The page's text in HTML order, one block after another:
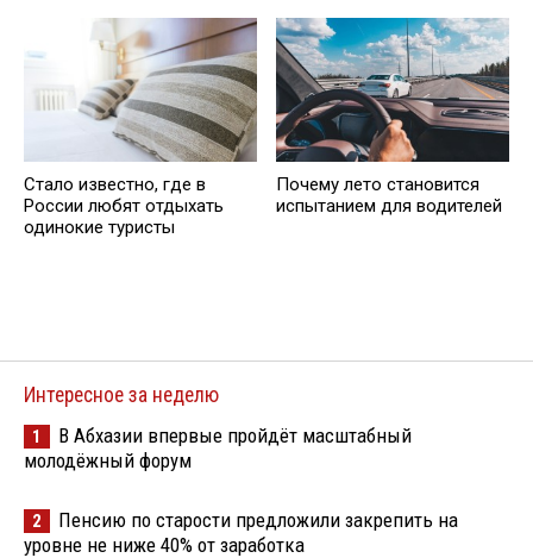
Стало известно, где в
России любят отдыхать
одинокие туристы
Почему лето становится
испытанием для водителей
Интересное за неделю
1
В Абхазии впервые пройдёт масштабный
молодёжный форум
2
Пенсию по старости предложили закрепить на
уровне не ниже 40% от заработка